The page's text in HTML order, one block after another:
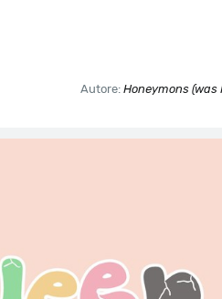
Autore: Honeymons (was